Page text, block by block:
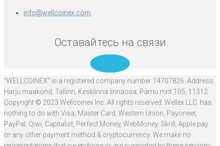
info@wellcoinex.com
Оставайтесь на связи
“WELLCOINEX” is a registered company number 14707826. Address:
Harju maakond, Tallinn, Kesklinna linnaosa, Pärnu mnt 105, 11312.
Copyright © 2023 Wellcoinex Inc. All rights reserved. Wellex LLC. has
nothing to do with Visa, Master Card, Western Union, Payoneer,
PayPal, Qiwi, Capitalist, Perfect Money, WebMoney, Skrill, Apple pay
or any other payment method & cryptocurrency. We make no